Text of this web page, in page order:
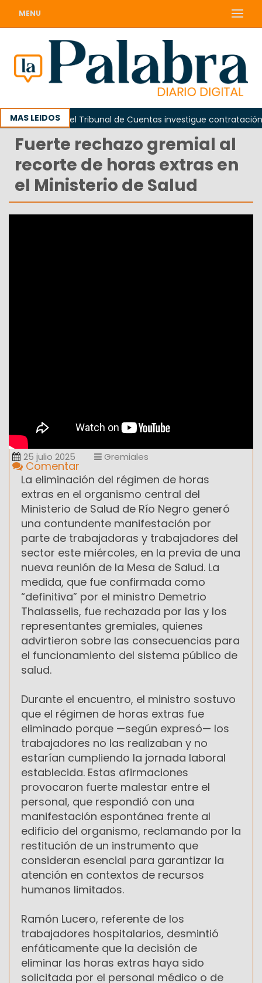
MENU
MAS LEIDOS
Piden que el Tribunal de Cuentas investigue contratación de
Fuerte rechazo gremial al
recorte de horas extras en
el Ministerio de Salud
25 julio 2025 Gremiales
Comentar
La eliminación del régimen de horas
extras en el organismo central del
Ministerio de Salud de Río Negro generó
una contundente manifestación por
parte de trabajadoras y trabajadores del
sector este miércoles, en la previa de una
nueva reunión de la Mesa de Salud. La
medida, que fue confirmada como
“definitiva” por el ministro Demetrio
Thalasselis, fue rechazada por las y los
representantes gremiales, quienes
advirtieron sobre las consecuencias para
el funcionamiento del sistema público de
salud.
Durante el encuentro, el ministro sostuvo
que el régimen de horas extras fue
eliminado porque —según expresó— los
trabajadores no las realizaban y no
estarían cumpliendo la jornada laboral
establecida. Estas afirmaciones
provocaron fuerte malestar entre el
personal, que respondió con una
manifestación espontánea frente al
edificio del organismo, reclamando por la
restitución de un instrumento que
consideran esencial para garantizar la
atención en contextos de recursos
humanos limitados.
Ramón Lucero, referente de los
trabajadores hospitalarios, desmintió
enfáticamente que la decisión de
eliminar las horas extras haya sido
solicitada por el personal médico o de